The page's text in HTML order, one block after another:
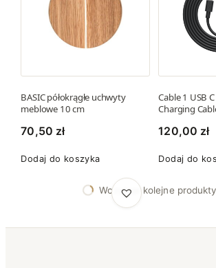
BASIC półokrągłe uchwyty
meblowe 10 cm
70,50 zł
Dodaj do koszyka
Cable 1 USB
Charging
120,00 zł
Dodaj do
Wczytuje kolejne